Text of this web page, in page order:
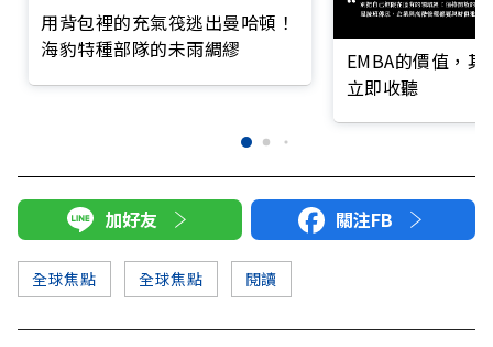
用背包裡的充氣筏逃出曼哈頓！
海豹特種部隊的未雨綢繆
EMBA的價值，
立即收聽
加好友 關注FB
全球焦點 全球焦點 閱讀